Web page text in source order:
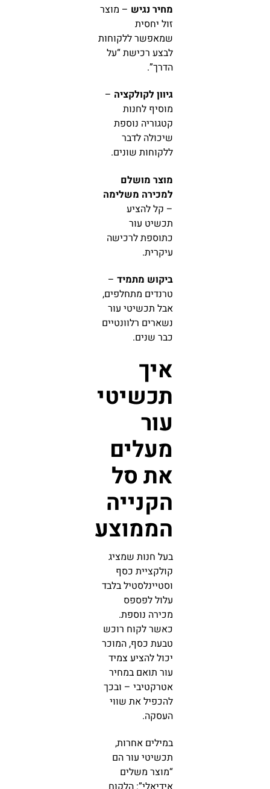
מחיר נגיש – מוצר
זול יחסית
שמאפשר ללקוחות
לבצע רכישת “על
הדרך”.
גיוון לקולקציה –
מוסיף לחנות
קטגוריה נוספת
שיכולה לדבר
ללקוחות שונים.
מוצר מושלם
למכירה משלימה
– קל להציע
תכשיט עור
כתוספת לרכישה
עיקרית.
ביקוש מתמיד –
טרנדים מתחלפים,
אבל תכשיטי עור
נשארים רלוונטיים
כבר שנים.
איך
תכשיטי
עור
מעלים
את סל
הקנייה
הממוצע
בעל חנות שמציג
קולקציית כסף
וסטיינלסטיל בלבד
עלול לפספס
מכירה נוספת.
כאשר לקוח רוכש
טבעת כסף, המוכר
יכול להציע צמיד
עור תואם במחיר
אטרקטיבי – ובכך
להכפיל את שווי
העסקה.
במילים אחרות,
תכשיטי עור הם
“מוצר משלים